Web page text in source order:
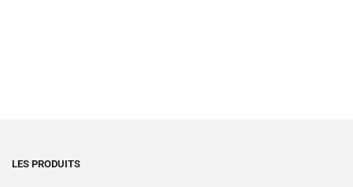
LES PRODUITS